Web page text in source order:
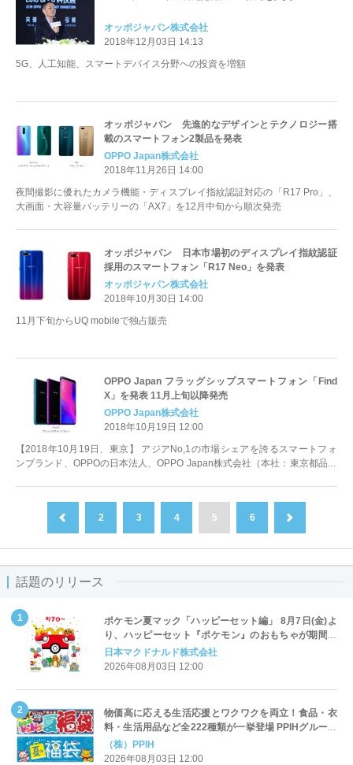
オッポジャパン株式会社
2018年12月03日 14:13
5G、人工知能、スマートデバイス分野への投資を増額
オッポジャパン 先進的なデザインとテクノロジー搭
載のスマートフォン2製品を発表
OPPO Japan株式会社
2018年11月26日 14:00
夜間撮影に優れたカメラ機能・ディスプレイ指紋認証対応の「R17 Pro」、
大画面・大容量バッテリーの「AX7」を12月中旬から順次発売
オッポジャパン 日本市場初のディスプレイ指紋認証
採用のスマートフォン「R17 Neo」を発表
オッポジャパン株式会社
2018年10月30日 14:00
11月下旬からUQ mobileで独占販売
OPPO Japan フラッグシップスマートフォン「Find
X」を発表 11月上旬以降発売
OPPO Japan株式会社
2018年10月19日 12:00
【2018年10月19日、東京】 アジアNo,1の市場シェアを誇るスマートフォ
ンブランド、OPPOの日本法人、OPPO Japan株式会社（本社：東京都品川
2 3 4 5 6
話題のリリース
ポケモン夏マック「ハッピーセット編」 8月7日(金)よ
り、ハッピーセット『ポケモン』のおもちゃが期間限
定登場
日本マクドナルド株式会社
2026年08月03日 12:00
物価高に応える生活応援とワクワクを両立！食品・衣
料・生活用品など全222種類が一挙登場 PPIHグループ
「夏福袋」＆セール 8月6日(木)より順次スタート
（株）PPIH
2026年08月03日 12:00